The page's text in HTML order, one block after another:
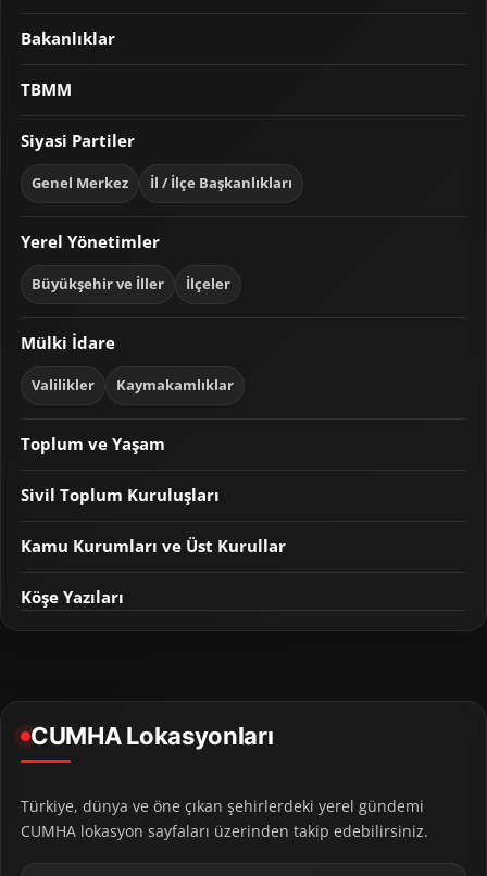
Bakanlıklar
TBMM
Siyasi Partiler
Genel Merkez İl / İlçe Başkanlıkları
Yerel Yönetimler
Büyükşehir ve İller İlçeler
Mülki İdare
Valilikler Kaymakamlıklar
Toplum ve Yaşam
Sivil Toplum Kuruluşları
Kamu Kurumları ve Üst Kurullar
Köşe Yazıları
CUMHA Lokasyonları
Türkiye, dünya ve öne çıkan şehirlerdeki yerel gündemi
CUMHA lokasyon sayfaları üzerinden takip edebilirsiniz.